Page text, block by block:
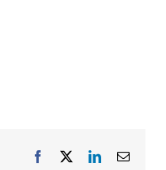
Facebook LinkedInEmail